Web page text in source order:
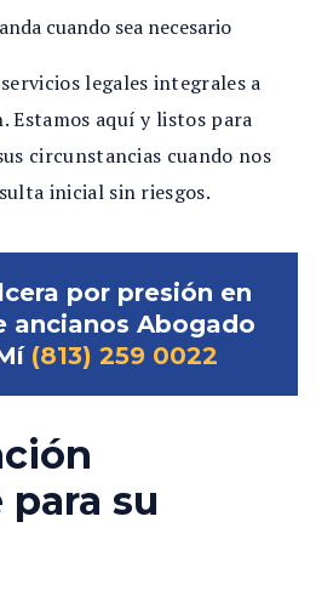
cuando sea necesario
legales integrales a
Estamos aquí y listos para
circunstancias cuando nos
inicial sin riesgos.
por presión en
ancianos Abogado
(813) 259 0022
su